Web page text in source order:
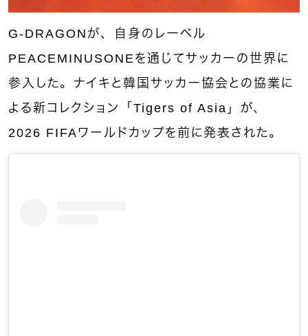
G-DRAGONが、自身のレーベル
PEACEMINUSONEを通じてサッカーの世界に
参入した。ナイキと韓国サッカー協会との協業に
よる新コレクション「Tigers of Asia」が、
2026 FIFAワールドカップを前に発表された。